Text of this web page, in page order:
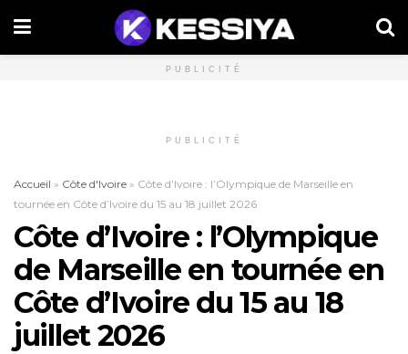
PUBLICITÉ
PUBLICITÉ
Accueil » Côte d'Ivoire » Côte d’Ivoire : l’Olympique de Marseille en
tournée en Côte d’Ivoire du 15 au 18 juillet 2026
Côte d’Ivoire : l’Olympique
de Marseille en tournée en
Côte d’Ivoire du 15 au 18
juillet 2026